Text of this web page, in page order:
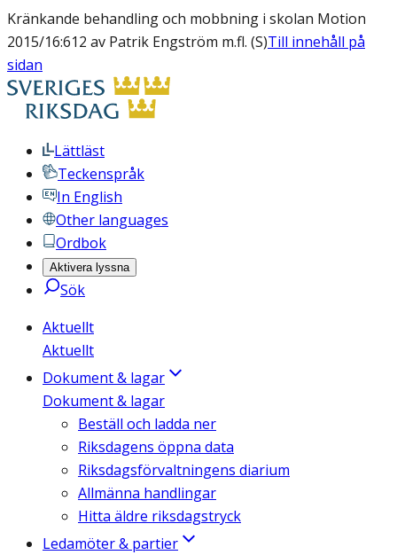
Kränkande behandling och mobbning i skolan Motion
2015/16:612 av Patrik Engström m.fl. (S)Till innehåll på
sidan
Lättläst
Teckenspråk
In English
Other languages
Ordbok
Aktivera lyssna
Sök
Aktuellt
Aktuellt
Dokument & lagar
Dokument & lagar
Beställ och ladda ner
Riksdagens öppna data
Riksdagsförvaltningens diarium
Allmänna handlingar
Hitta äldre riksdagstryck
Ledamöter & partier